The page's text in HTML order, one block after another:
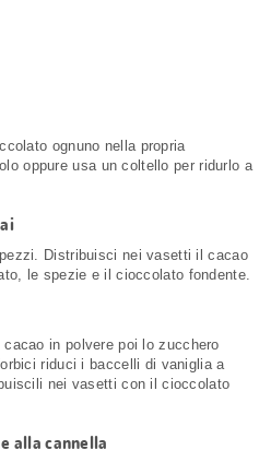
ognuno nella propria
oppure usa un coltello per ridurlo a
Distribuisci nei vasetti il cacao
le spezie e il cioccolato fondente.
in polvere poi lo zucchero
riduci i baccelli di vaniglia a
nei vasetti con il cioccolato
alla cannella